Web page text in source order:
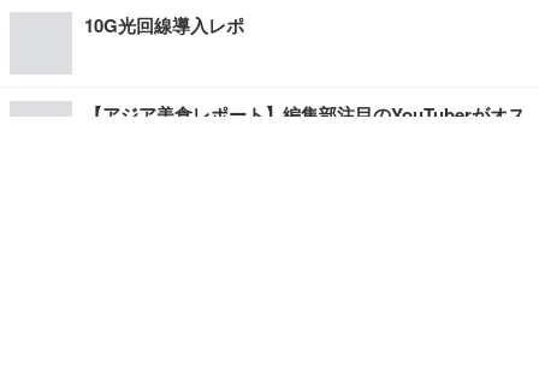
10G光回線導入レポ
【アジア美食レポート】編集部注目のYouTuberがオス